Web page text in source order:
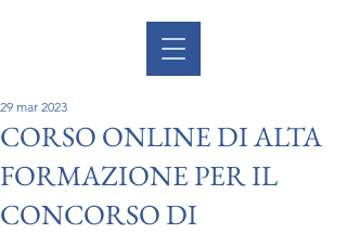
CORSO ONLINE DI ALTA
FORMAZIONE PER IL
CONCORSO DI
29 mar 2023